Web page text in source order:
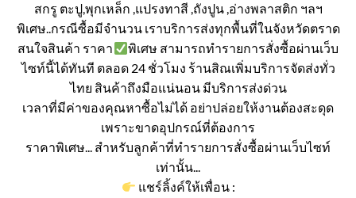
สกรู ตะปู,พุกเหล็ก ,แปรงทาสี ,ถังปูน ,อ่างพลาสติก ฯลฯ
พิเศษ..กรณีซื้อมีจำนวน เราบริการส่งทุกพื้นที่ในจังหวัดตราด
สนใจสินค้า ราคา
พิเศษ สามารถทำรายการสั่งซื้อผ่านเว็บ
ไซท์นี้ได้ทันที ตลอด 24 ชั่วโมง ร้านสิณเพิ่มบริการจัดส่งทั่ว
ไทย สินค้าถึงมือแน่นอน มีบริการส่งด่วน
เวลาที่มีค่าของคุณหาซื้อไม่ได้ อย่าปล่อยให้งานต้องสะดุด
เพราะขาดอุปกรณ์ที่ต้องการ
ราคาพิเศษ... สำหรับลูกค้าที่ทำรายการสั่งซื้อผ่านเว็บไซท์
เท่านั้น...
แชร์ลิ้งค์ให้เพื่อน :